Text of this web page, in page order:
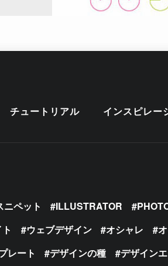
チュートリアル インスピレー
ペット ILLUSTRATOR
ウェブデザイン オシャレ
レート デザインの種 デザイン